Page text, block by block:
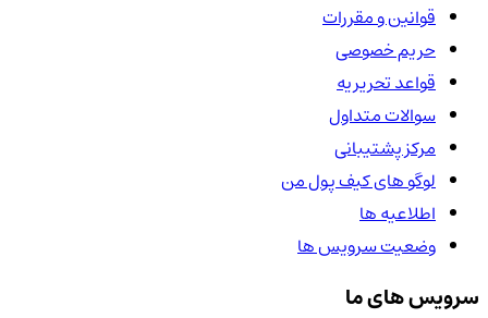
قوانین و مقررات
حریم خصوصی
قواعد تحریریه
سوالات متداول
مرکز پشتیبانی
لوگو های کیف پول من
اطلاعیه ها
وضعیت سرویس ها
سرویس های ما